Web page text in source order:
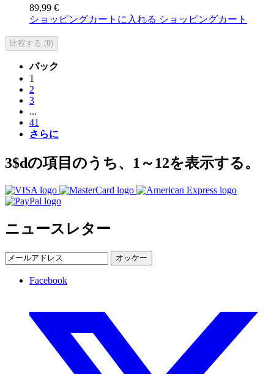
89,99 €
ショッピングカートに入れる ショッピングカート
比較する (0)
バック
1
2
3
...
41
さらに
3$dの項目のうち、1～12を表示する。
ニュースレター
オッケー
Facebook